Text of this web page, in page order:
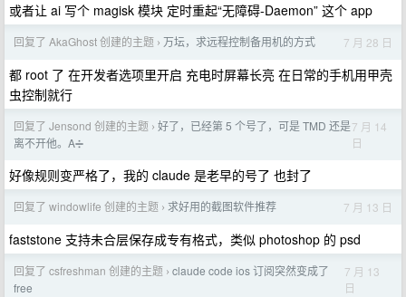
或者让 ai 写个 magisk 模块 定时重起“无障碍-Daemon” 这个 app
回复了 AkaGhost 创建的主题 › 万坛，求远程控制备用机的方式 7 月 28 日
都 root 了 在开发者选项里开启 充电时屏幕长亮 在日常的手机用甲壳
虫控制就行
回复了 Jensond 创建的主题 › 好了，已经第 5 个号了，可是 TMD 还是
离不开他。A➗
7 月 14
日
好像规则变严格了，我的 claude 是老早的号了 也封了
回复了 windowlife 创建的主题 › 求好用的截图软件推荐 7 月 13 日
faststone 支持未合层保存成专有格式，类似 photoshop 的 psd
回复了 csfreshman 创建的主题 › claude code ios 订阅突然变成了
free
7 月 13
日